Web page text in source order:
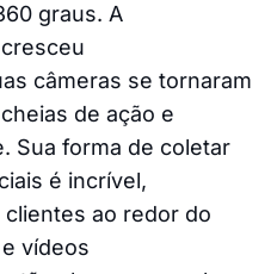
graus. A
câmeras se tornaram
de ação e
Sua forma de coletar
é incrível,
ao redor do
vídeos